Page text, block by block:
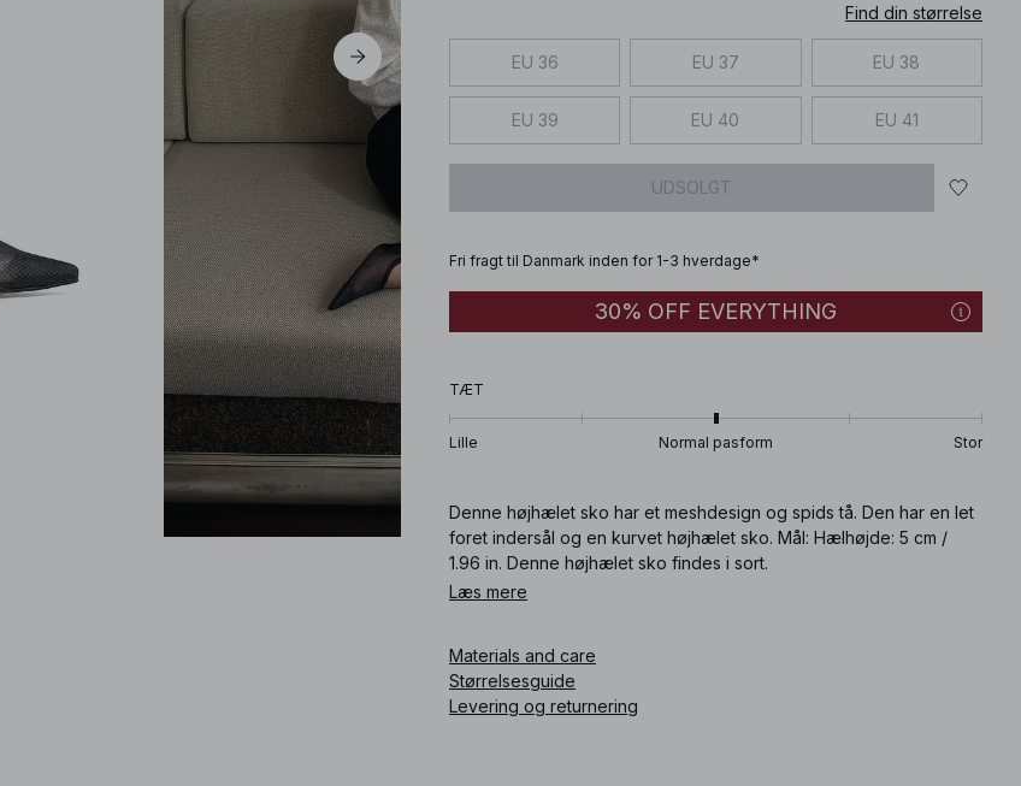
Find din størrelse
EU 36 EU 37 EU 38
EU 39 EU 40 EU 41
UDSOLGT
Fri fragt til Danmark inden for 1-3 hverdage*
30% OFF EVERYTHING
TÆT
Lille Normal pasform Stor
Denne højhælet sko har et meshdesign og spids tå. Den har en let
foret indersål og en kurvet højhælet sko. Mål: Hælhøjde: 5 cm /
1.96 in. Denne højhælet sko findes i sort.
Læs mere
Materials and care
Størrelsesguide
Levering og returnering